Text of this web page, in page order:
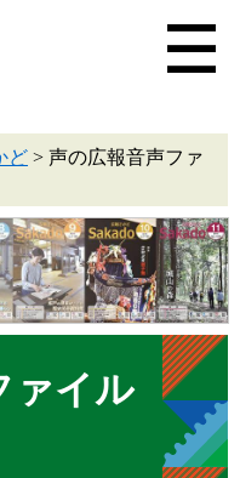
ど > 声の広報音声ファ
ァイル